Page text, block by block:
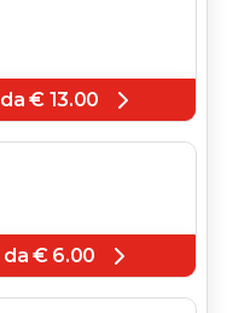
da € 13.00
da € 6.00